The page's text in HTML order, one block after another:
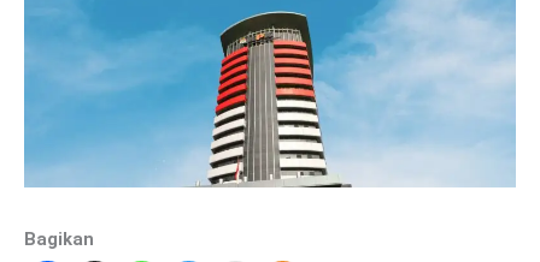
Bagikan